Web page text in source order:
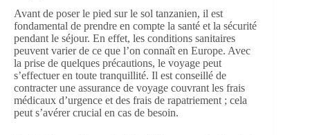
Avant de poser le pied sur le sol tanzanien, il est
fondamental de prendre en compte la santé et la sécurité
pendant le séjour. En effet, les conditions sanitaires
peuvent varier de ce que l’on connaît en Europe. Avec
la prise de quelques précautions, le voyage peut
s’effectuer en toute tranquillité. Il est conseillé de
contracter une assurance de voyage couvrant les frais
médicaux d’urgence et des frais de rapatriement ; cela
peut s’avérer crucial en cas de besoin.